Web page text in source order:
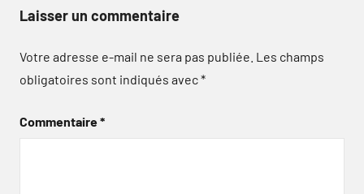
Laisser un commentaire
Votre adresse e-mail ne sera pas publiée. Les champs
obligatoires sont indiqués avec*
Commentaire*